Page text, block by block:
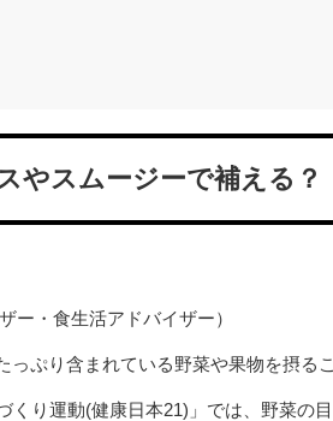
やスムージーで補える？
ー・食生活アドバイザー）
ぷり含まれている野菜や果物を摂るこ
くり運動(健康日本21)」では、野菜の目